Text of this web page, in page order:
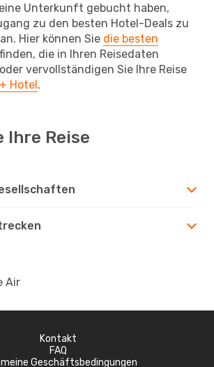
Unterkunft gebucht haben,
zu den besten Hotel-Deals zu
Hier können Sie die besten
finden, die in Ihren Reisedaten
vervollständigen Sie Ihre Reise
Hotel.
Ihre Reise
Air
Kontakt
FAQ
Geschäftsbedingungen